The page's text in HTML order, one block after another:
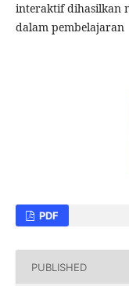
interaktif dihasilkan
dalam pembelajaran
PDF
PUBLISHED